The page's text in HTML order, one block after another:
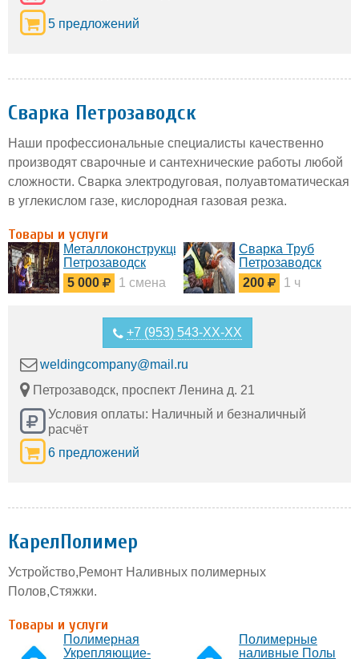
5 предложений
Сварка Петрозаводск
Наши профессиональные специалисты качественно
производят сварочные и сантехнические работы любой
сложности. Сварка электродуговая, полуавтоматическая
в углекислом газе, кислородная газовая резка.
Товары и услуги
Металлоконструкции
Петрозаводск
5 000
1 смена
Сварка Труб
Петрозаводск
200
1 ч
+7 (953) 543-XX-XX
weldingcompany@mail.ru
Петрозаводск, проспект Ленина д. 21
Условия оплаты: Наличный и безналичный
расчёт
6 предложений
КарелПолимер
Устройство,Ремонт Наливных полимерных
Полов,Стяжки.
Товары и услуги
Полимерная
Укрепляющие-
Полимерные
наливные Полы